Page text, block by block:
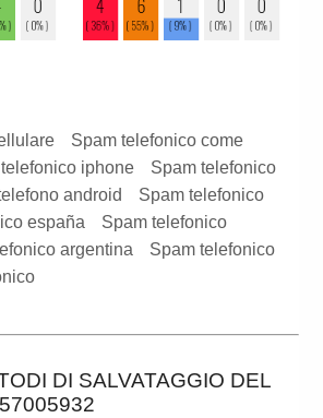
Spam telefonico come
iphone
Spam telefonico
android
Spam telefonico
españa
Spam telefonico
argentina
Spam telefonico
DI SALVATAGGIO DEL